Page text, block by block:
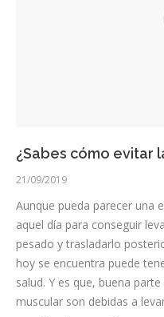
¿Sabes cómo evitar
21/09/2019
Aunque pueda parecer una
aquel día para conseguir
pesado y trasladarlo
hoy se encuentra puede
salud. Y es que, buena
muscular son debidas a